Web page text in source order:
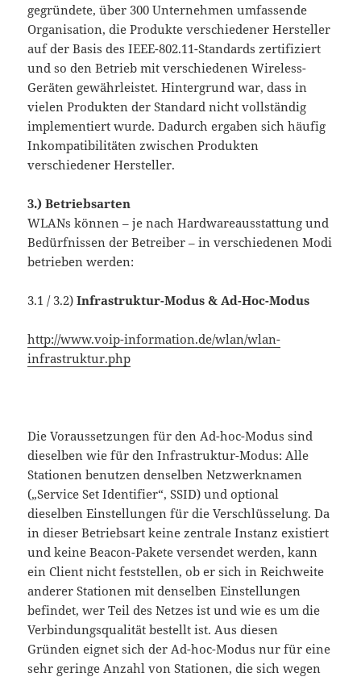
gegründete, über 300 Unternehmen umfassende
Organisation, die Produkte verschiedener Hersteller
auf der Basis des IEEE-802.11-Standards zertifiziert
und so den Betrieb mit verschiedenen Wireless-
Geräten gewährleistet. Hintergrund war, dass in
vielen Produkten der Standard nicht vollständig
implementiert wurde. Dadurch ergaben sich häufig
Inkompatibilitäten zwischen Produkten
verschiedener Hersteller.
3.) Betriebsarten
WLANs können – je nach Hardwareausstattung und
Bedürfnissen der Betreiber – in verschiedenen Modi
betrieben werden:
3.1 / 3.2)Infrastruktur-Modus & Ad-Hoc-Modus
http://www.voip-information.de/wlan/wlan-
infrastruktur.php
Die Voraussetzungen für den Ad-hoc-Modus sind
dieselben wie für den Infrastruktur-Modus: Alle
Stationen benutzen denselben Netzwerknamen
(„Service Set Identifier“, SSID) und optional
dieselben Einstellungen für die Verschlüsselung. Da
in dieser Betriebsart keine zentrale Instanz existiert
und keine Beacon-Pakete versendet werden, kann
ein Client nicht feststellen, ob er sich in Reichweite
anderer Stationen mit denselben Einstellungen
befindet, wer Teil des Netzes ist und wie es um die
Verbindungsqualität bestellt ist. Aus diesen
Gründen eignet sich der Ad-hoc-Modus nur für eine
sehr geringe Anzahl von Stationen, die sich wegen